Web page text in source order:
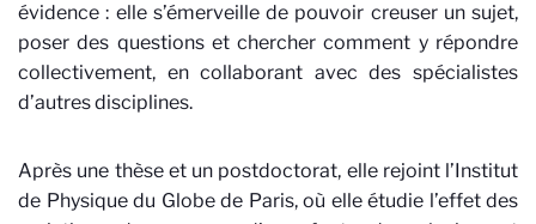
évidence : elle s’émerveille de pouvoir creuser un sujet,
poser des questions et chercher comment y répondre
collectivement, en collaborant avec des spécialistes
d’autres disciplines.
Après une thèse et un postdoctorat, elle rejoint l’Institut
de Physique du Globe de Paris, où elle étudie l’effet des